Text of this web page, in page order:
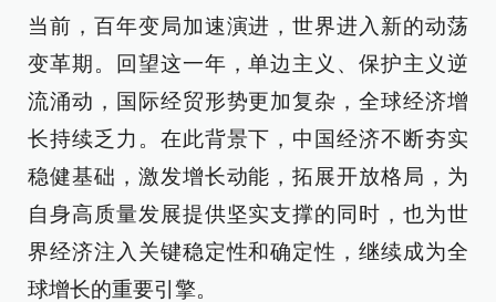
当前，百年变局加速演进，世界进入新的动荡
变革期。回望这一年，单边主义、保护主义逆
流涌动，国际经贸形势更加复杂，全球经济增
长持续乏力。在此背景下，中国经济不断夯实
稳健基础，激发增长动能，拓展开放格局，为
自身高质量发展提供坚实支撑的同时，也为世
界经济注入关键稳定性和确定性，继续成为全
球增长的重要引擎。